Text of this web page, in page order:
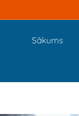
Sākums